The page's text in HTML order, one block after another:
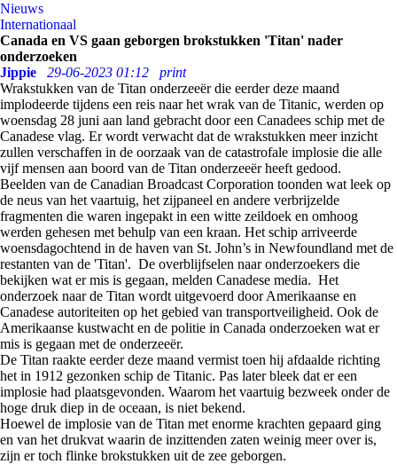
Nieuws
Internationaal
Canada en VS gaan geborgen brokstukken 'Titan' nader
onderzoeken
Jippie
29-06-2023 01:12
print
Wrakstukken van de Titan onderzeeër die eerder deze maand
implodeerde tijdens een reis naar het wrak van de Titanic, werden op
woensdag 28 juni aan land gebracht door een Canadees schip met de
Canadese vlag. Er wordt verwacht dat de wrakstukken meer inzicht
zullen verschaffen in de oorzaak van de catastrofale implosie die alle
vijf mensen aan boord van de Titan onderzeeër heeft gedood.
Beelden van de Canadian Broadcast Corporation toonden wat leek op
de neus van het vaartuig, het zijpaneel en andere verbrijzelde
fragmenten die waren ingepakt in een witte zeildoek en omhoog
werden gehesen met behulp van een kraan. Het schip arriveerde
woensdagochtend in de haven van St. John’s in Newfoundland met de
restanten van de 'Titan'. De overblijfselen naar onderzoekers die
bekijken wat er mis is gegaan, melden Canadese media. Het
onderzoek naar de Titan wordt uitgevoerd door Amerikaanse en
Canadese autoriteiten op het gebied van transportveiligheid. Ook de
Amerikaanse kustwacht en de politie in Canada onderzoeken wat er
mis is gegaan met de onderzeeër.
De Titan raakte eerder deze maand vermist toen hij afdaalde richting
het in 1912 gezonken schip de Titanic. Pas later bleek dat er een
implosie had plaatsgevonden. Waarom het vaartuig bezweek onder de
hoge druk diep in de oceaan, is niet bekend.
Hoewel de implosie van de Titan met enorme krachten gepaard ging
en van het drukvat waarin de inzittenden zaten weinig meer over is,
zijn er toch flinke brokstukken uit de zee geborgen.